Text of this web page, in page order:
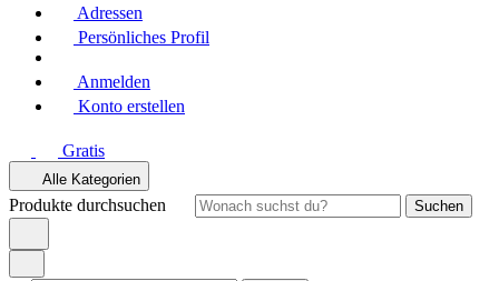
Adressen
Persönliches Profil
Anmelden
Konto erstellen
Gratis
Alle Kategorien
Produkte durchsuchen Suchen